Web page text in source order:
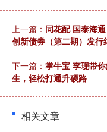
上一篇： 同花配 国泰海
创新债券（第二期）发行
下一篇： 掌牛宝 李现带
生，轻松打通升硕路
相关文章